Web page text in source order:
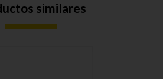
similares